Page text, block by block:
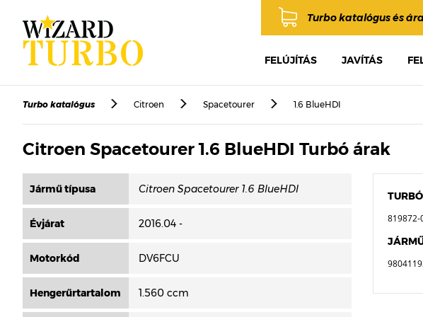
Turbo katalógus és
FELÚJÍTÁS JAVÍTÁS
Turbo katalógus Citroen Spacetourer 1.6 BlueHDI
Citroen Spacetourer 1.6 BlueHDI Turbó árak
Jármű típusa
Évjárat 2016.04 -
Motorkód DV6FCU
Hengerűrtartalom 1.560 ccm
819872-